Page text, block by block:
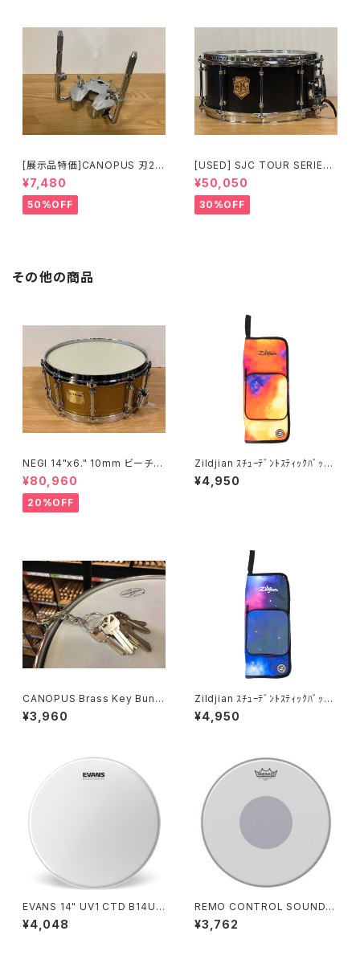
[展示品特価]CANOPUS 刃2専
用ダブルタムクランプ Y-WTC
¥7,480
50%OFF
[USED] SJC TOUR SERIES
SNARE 14 × 6.5 マットブラッ
ク
¥50,050
30%OFF
その他の商品
NEGI 14"x6." 10mm ビーチス
ネア S-B710K1460D-SPGD
¥80,960
20%OFF
Zildjian ｽﾁｭｰﾃﾞﾝﾄｽﾃｨｯｸﾊﾞｯ
ｸ ｵﾚﾝｼﾞﾊﾞｰｽﾄ ZXSB00202
¥4,950
CANOPUS Brass Key Bundl
e Muffler KM-1 柏倉隆史 共
同開発
¥3,960
Zildjian ｽﾁｭｰﾃﾞﾝﾄｽﾃｨｯｸﾊﾞｯ
ｸ ﾊﾟｰﾌﾟﾙｷﾞｬﾗｸｼｰ ZXSB003
02
¥4,950
EVANS 14" UV1 CTD B14UV
1
¥4,048
REMO CONTROL SOUND X
14” / CX-114
¥3,762